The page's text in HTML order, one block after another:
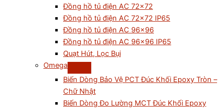
Đồng hồ tủ điện AC 72×72
Đồng hồ tủ điện AC 72×72 IP65
Đồng hồ tủ điện AC 96×96
Đồng hồ tủ điện AC 96×96 IP65
Quạt Hút, Lọc Bụi
Omega
Biến Dòng Bảo Vệ PCT Đúc Khối Epoxy Tròn –
Chữ Nhật
Biến Dòng Đo Lường MCT Đúc Khối Epoxy